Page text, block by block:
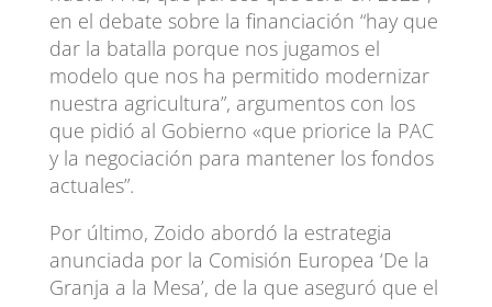
en el debate sobre la financiación “hay que
dar la batalla porque nos jugamos el
modelo que nos ha permitido modernizar
nuestra agricultura”, argumentos con los
que pidió al Gobierno «que priorice la PAC
y la negociación para mantener los fondos
actuales”.
Por último, Zoido abordó la estrategia
anunciada por la Comisión Europea ‘De la
Granja a la Mesa’, de la que aseguró que el